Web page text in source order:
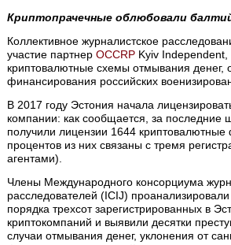
Криптопрачечные облюбовали
Коллективное журналистское
участие партнерOCCRP Kyiv
криптовалютные схемы отмывания денег,
финансирования российских
В 2017 году Эстония начала
компании: как сообщается, за последние
получили лицензии 1644
процентов из них связаны с тремя
агентами).
Члены Международного консорциума
расследователей (ICIJ) проанализировали
порядка трехсот зарегистрированных в
криптокомпаний и выявили десятки
случаи отмывания денег, уклонения от